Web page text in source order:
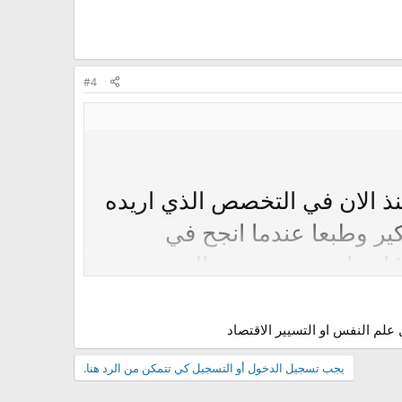
#4
انا عندي باكالوريا 2010 وافكر منذ الان في التخصص الذي اريده
وطبعا عندما انجح في
اريداي تخصص من المقترحين
استطيع ان ادرس هذا
في وهران ارجووكم ساعدوني
النفس او التسيير الاقتصاد
يجب تسجيل الدخول أو التسجيل كي تتمكن من الرد هنا.